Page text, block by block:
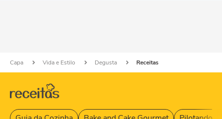
Capa Vida e Estilo Degusta Receitas